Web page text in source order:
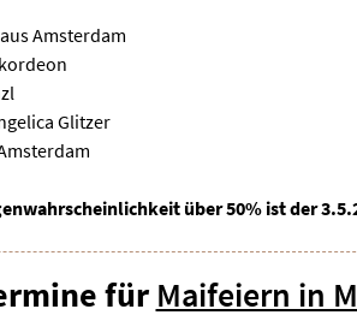
Amsterdam
Glitzer
über 50% ist der
für Maifeiern in